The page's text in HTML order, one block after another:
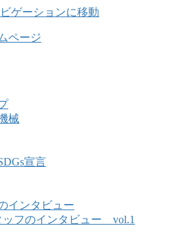
ゲーションに移動
械
宣言
インタビュー
ッフのインタビュー vol.1